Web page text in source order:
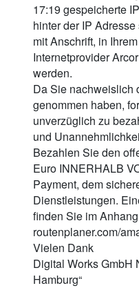
17:19 gespeicherte
hinter der IP
mit Anschrift, in
Internetprovider
werden.
Da Sie nachweislich
genommen haben,
unverzüglich zu
und
Bezahlen Sie den
Euro INNERHALB
Payment, dem
Dienstleistungen.
finden Sie im
routenplaner.com/
Vielen Dank
Digital Works GmbH
Hamburg“